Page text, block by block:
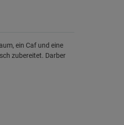
ein Caf und eine
zubereitet. Darber